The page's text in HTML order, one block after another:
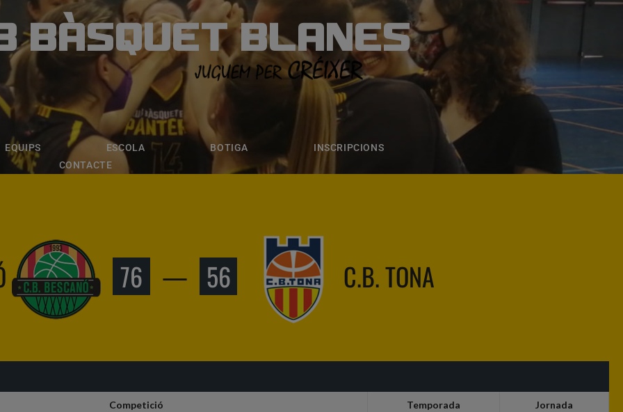
BÀSQUET BLANES
EQUIPS ESCOLA BOTIGA
INSCRIPCIONS
CONTACTE
BLANES
ESCOLA BOTIGA INSCRIPCIONS
76 — 56 C.B. TONA
Competició Temporada Jornada